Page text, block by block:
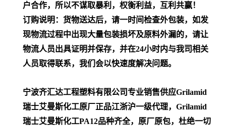
户合作，所以不谋取暴利，权衡利益，互利共赢！
订购说明：货物送达后，请一时间检查外包装，如发
现物流过程中出现大量包装损坏及原料外漏的，请让
物流人员出具证明并保存，并在24小时内与我司相关
人员取得联系，我们会以快速度解决问题。
宁波齐汇达工程塑料有限公司专业销售供应Grilamid
瑞士艾曼斯化工原厂正品江浙沪一级代理，Grilamid
瑞士艾曼斯化工PA12品种齐全，原厂原包，杜绝一切